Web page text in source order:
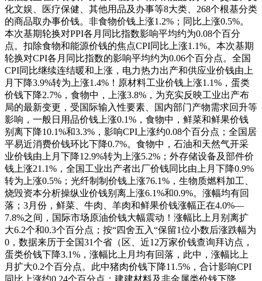
化文娱、医疗保健、其他用品及办事等8大类、268个根基分类
的商品取办事价钱。非食物价钱上涨1.2%；同比上涨0.5%。
本次基期轮换对PPI各月同比指数影响平均约为0.08个百分
点。扣除食物和能源价钱的焦点CPI同比上涨1.1%。本次基期
轮换对CPI各月同比指数的影响平均约为0.06个百分点。全国
CPI同比继续连结暖和上涨，电力热力出产和供应业价钱由上
月下降3.9%转为上涨1.4%！原材料工业价钱上涨1.1%，蛋类
价钱下降2.7%，食物中，上涨3.8%，为充实反映工业出产布
局的最新变更，受国际输入性要素、国内部门产物需求回升等
影响，一般日用品价钱上涨0.1%，食物中，鲜菜和鲜果价钱
别离下降10.1%和3.3%，影响CPI上涨约0.08个百分点；全国居
平易近消费价钱环比下降0.7%。食物中，石油和天然气开采
业价钱由上月下降12.9%转为上涨5.2%；外存储设备及部件价
钱上涨21.1%，全国工业出产者出厂价钱同比由上月下降0.9%
转为上涨0.5%；光纤制制价钱上涨76.1%，生物质燃料加工、
烧毁资本分析操纵业价钱别离上涨6.1%和0.9%。涨幅均有回
落；3月份，鲜菜、牛肉、羊肉和鲜果价钱涨幅正在4.0%—
7.8%之间，国际市场原油价钱大幅震动！涨幅比上月别离扩
大6.2个和0.3个百分点；按“四舍五入“保留1位小数后涨跌幅为
0，数据来历于全国31个省（区、近12万家价钱查询拜访点，
蛋类价钱下降3.1%，涨幅比上月均有回落，此中，涨幅比上
月扩大0.2个百分点。此中猪肉价钱下降11.5%，合计影响CPI
同比上涨约0.24个百分点；建建材料及非金属类价钱下降